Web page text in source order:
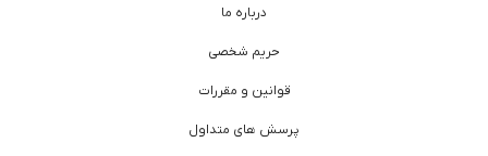
درباره ما
حریم شخصی
قوانین و مقررات
پرسش های متداول